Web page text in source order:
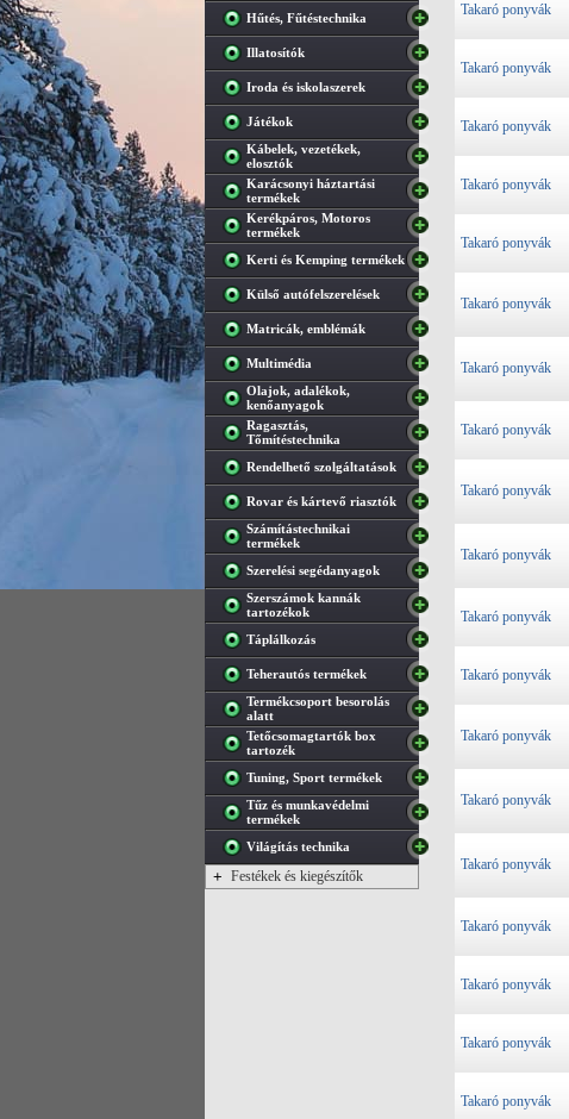
Hűtés, Fűtéstechnika
Illatosítók
Iroda és iskolaszerek
Játékok
Kábelek, vezetékek,
elosztók
Karácsonyi háztartási
termékek
Kerékpáros, Motoros
termékek
Kerti és Kemping termékek
Külső autófelszerelések
Matricák, emblémák
Multimédia
Olajok, adalékok,
kenőanyagok
Ragasztás,
Tőmítéstechnika
Rendelhető szolgáltatások
Rovar és kártevő riasztók
Számítástechnikai
termékek
Szerelési segédanyagok
Szerszámok kannák
tartozékok
Táplálkozás
Teherautós termékek
Termékcsoport besorolás
alatt
Tetőcsomagtartók box
tartozék
Tuning, Sport termékek
Tűz és munkavédelmi
termékek
Világítás technika
+ Festékek és kiegészítők
Takaró ponyvák
Takaró ponyvák
Takaró ponyvák
Takaró ponyvák
Takaró ponyvák
Takaró ponyvák
Takaró ponyvák
Takaró ponyvák
Takaró ponyvák
Takaró ponyvák
Takaró ponyvák
Takaró ponyvák
Takaró ponyvák
Takaró ponyvák
Takaró ponyvák
Takaró ponyvák
Takaró ponyvák
Takaró ponyvák
Takaró ponyvák